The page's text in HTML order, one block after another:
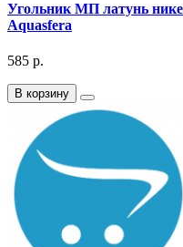
Угольник МП латунь
Aquasfera
585 р.
В корзину